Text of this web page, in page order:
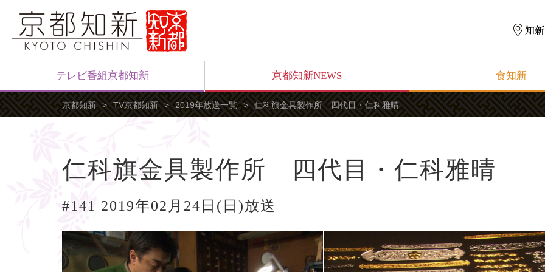
テレビ番組京都知新 京都知新NEWS 食知新
京都知新 TV京都知新 2019年放送一覧 仁科旗金具製作所 四代目・仁科雅晴
仁科旗金具製作所 四代目・仁科雅晴
#141 2019年02月24日(日)放送